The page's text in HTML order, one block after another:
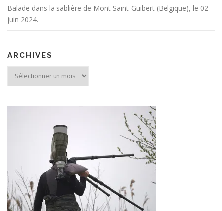
Balade dans la sablière de Mont-Saint-Guibert (Belgique), le 02
juin 2024.
ARCHIVES